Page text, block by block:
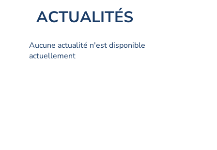
ACTUALITÉS
Aucune actualité n'est disponible
actuellement